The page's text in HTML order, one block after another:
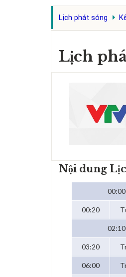
Lịch phát sóng
Lịch
Nội dung
00:00
00:20
02:10
03:20
06:00